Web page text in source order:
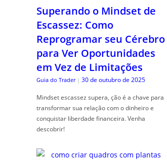
Superando o Mindset de
Escassez: Como
Reprogramar seu Cérebro
para Ver Oportunidades
em Vez de Limitações
Guia do Trader | 30 de outubro de 2025
Mindset escassez supera, ção é a chave para
transformar sua relação com o dinheiro e
conquistar liberdade financeira. Venha
descobrir!